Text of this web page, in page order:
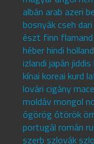
albán arab azeri
bosnyák cseh
észt finn
héber hindi
izlandi japán
kínai koreai kurd
lovári cigány
moldáv mongol
ógörög ótörök
portugál román
szerb szlovák